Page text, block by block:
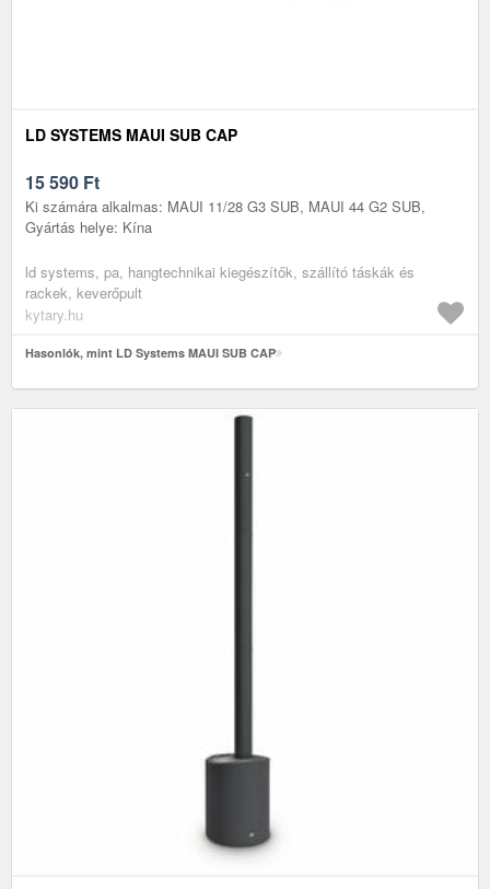
LD SYSTEMS MAUI SUB CAP
15 590 Ft
Ki számára alkalmas: MAUI 11/28 G3 SUB, MAUI 44 G2 SUB,
Gyártás helye: Kína
ld systems, pa, hangtechnikai kiegészítők, szállító táskák és
rackek, keverőpult
kytary.hu
Hasonlók, mint LD Systems MAUI SUB CAP